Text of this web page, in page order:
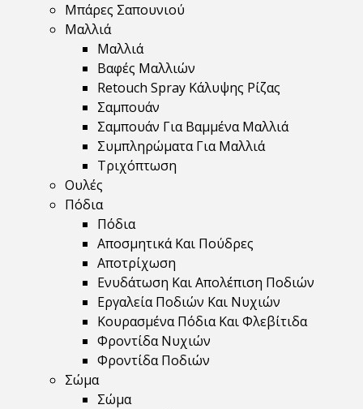
Μπάρες Σαπουνιού
Μαλλιά
Μαλλιά
Βαφές Μαλλιών
Retouch Spray Κάλυψης Ρίζας
Σαμπουάν
Σαμπουάν Για Βαμμένα Μαλλιά
Συμπληρώματα Για Μαλλιά
Τριχόπτωση
Ουλές
Πόδια
Πόδια
Αποσμητικά Και Πούδρες
Αποτρίχωση
Ενυδάτωση Και Απολέπιση Ποδιών
Εργαλεία Ποδιών Και Νυχιών
Κουρασμένα Πόδια Και Φλεβίτιδα
Φροντίδα Νυχιών
Φροντίδα Ποδιών
Σώμα
Σώμα